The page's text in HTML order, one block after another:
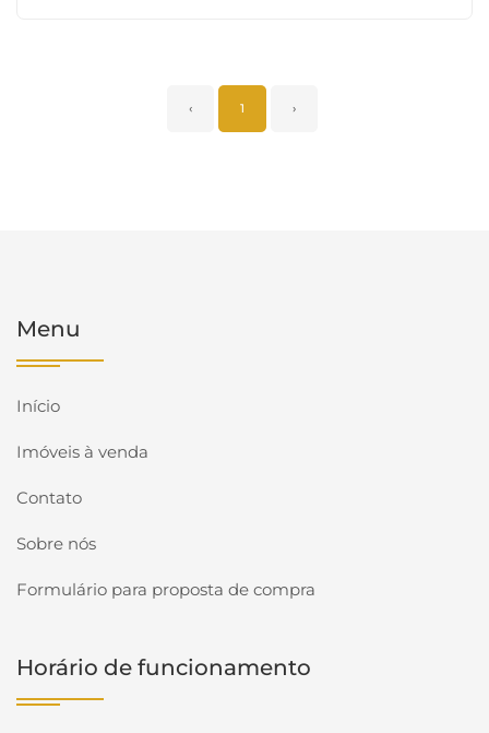
‹ 1 ›
Menu
Início
Imóveis à venda
Contato
Sobre nós
Formulário para proposta de compra
Horário de funcionamento